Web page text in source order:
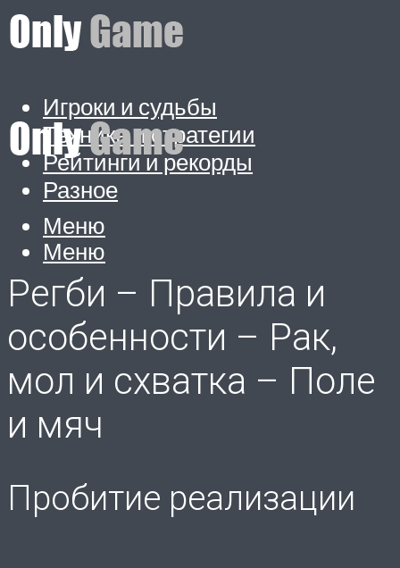
Игроки и судьбы
Техника и стратегии
Рейтинги и рекорды
Разное
Меню
Меню
Регби – Правила и
особенности – Рак,
мол и схватка – Поле
и мяч
Пробитие реализации